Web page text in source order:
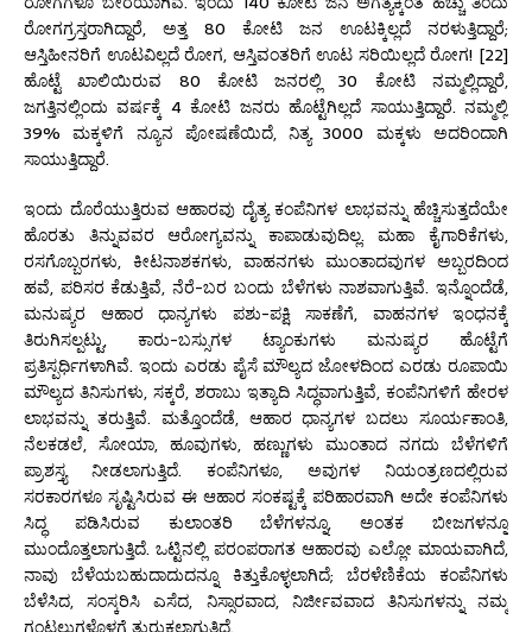
ರೋಗಗ್ರಸ್ತರಾಗಿದ್ದಾರೆ, ಅತ್ತ 80 ಕೋಟಿ ಜನ ಊಟಕ್ಕಿಲ್ಲದೆ ನರಳುತ್ತಿದ್ದಾರೆ;
ಆಸ್ತಿಹೀನರಿಗೆ ಊಟವಿಲ್ಲದೆ ರೋಗ, ಆಸ್ತಿವಂತರಿಗೆ ಊಟ ಸರಿಯಿಲ್ಲದೆ ರೋಗ! [22]
ಹೊಟ್ಟೆ ಖಾಲಿಯಿರುವ 80 ಕೋಟಿ ಜನರಲ್ಲಿ 30 ಕೋಟಿ ನಮ್ಮಲ್ಲಿದ್ದಾರೆ,
ಜಗತ್ತಿನಲ್ಲಿಂದು ವರ್ಷಕ್ಕೆ 4 ಕೋಟಿ ಜನರು ಹೊಟ್ಟೆಗಿಲ್ಲದೆ ಸಾಯುತ್ತಿದ್ದಾರೆ. ನಮ್ಮಲ್ಲಿ
39% ಮಕ್ಕಳಿಗೆ ನ್ಯೂನ ಪೋಷಣೆಯಿದೆ, ನಿತ್ಯ 3000 ಮಕ್ಕಳು ಅದರಿಂದಾಗಿ
ಸಾಯುತ್ತಿದ್ದಾರೆ.
ಇಂದು ದೊರೆಯುತ್ತಿರುವ ಆಹಾರವು ದೈತ್ಯ ಕಂಪೆನಿಗಳ ಲಾಭವನ್ನು ಹೆಚ್ಚಿಸುತ್ತದೆಯೇ
ಹೊರತು ತಿನ್ನುವವರ ಆರೋಗ್ಯವನ್ನು ಕಾಪಾಡುವುದಿಲ್ಲ. ಮಹಾ ಕೈಗಾರಿಕೆಗಳು,
ರಸಗೊಬ್ಬರಗಳು, ಕೀಟನಾಶಕಗಳು, ವಾಹನಗಳು ಮುಂತಾದವುಗಳ ಅಬ್ಬರದಿಂದ
ಹವೆ, ಪರಿಸರ ಕೆಡುತ್ತಿವೆ, ನೆರೆ-ಬರ ಬಂದು ಬೆಳೆಗಳು ನಾಶವಾಗುತ್ತಿವೆ. ಇನ್ನೊಂದೆಡೆ,
ಮನುಷ್ಯರ ಆಹಾರ ಧಾನ್ಯಗಳು ಪಶು-ಪಕ್ಷಿ ಸಾಕಣೆಗೆ, ವಾಹನಗಳ ಇಂಧನಕ್ಕೆ
ತಿರುಗಿಸಲ್ಪಟ್ಟು, ಕಾರು-ಬಸ್ಸುಗಳ ಟ್ಯಾಂಕುಗಳು ಮನುಷ್ಯರ ಹೊಟ್ಟೆಗೆ
ಪ್ರತಿಸ್ಪರ್ಧಿಗಳಾಗಿವೆ. ಇಂದು ಎರಡು ಪೈಸೆ ಮೌಲ್ಯದ ಜೋಳದಿಂದ ಎರಡು ರೂಪಾಯಿ
ಮೌಲ್ಯದ ತಿನಿಸುಗಳು, ಸಕ್ಕರೆ, ಶರಾಬು ಇತ್ಯಾದಿ ಸಿದ್ಧವಾಗುತ್ತಿವೆ, ಕಂಪೆನಿಗಳಿಗೆ ಹೇರಳ
ಲಾಭವನ್ನು ತರುತ್ತಿವೆ. ಮತ್ತೊಂದೆಡೆ, ಆಹಾರ ಧಾನ್ಯಗಳ ಬದಲು ಸೂರ್ಯಕಾಂತಿ,
ನೆಲಕಡಲೆ, ಸೋಯಾ, ಹೂವುಗಳು, ಹಣ್ಣುಗಳು ಮುಂತಾದ ನಗದು ಬೆಳೆಗಳಿಗೆ
ಪ್ರಾಶಸ್ತ್ಯ ನೀಡಲಾಗುತ್ತಿದೆ. ಕಂಪೆನಿಗಳೂ, ಅವುಗಳ ನಿಯಂತ್ರಣದಲ್ಲಿರುವ
ಸರಕಾರಗಳೂ ಸೃಷ್ಟಿಸಿರುವ ಈ ಆಹಾರ ಸಂಕಷ್ಟಕ್ಕೆ ಪರಿಹಾರವಾಗಿ ಅದೇ ಕಂಪೆನಿಗಳು
ಸಿದ್ಧ ಪಡಿಸಿರುವ ಕುಲಾಂತರಿ ಬೆಳೆಗಳನ್ನೂ, ಅಂತಕ ಬೀಜಗಳನ್ನೂ
ಮುಂದೊತ್ತಲಾಗುತ್ತಿದೆ. ಒಟ್ಟಿನಲ್ಲಿ ಪರಂಪರಾಗತ ಆಹಾರವು ಎಲ್ಲೋ ಮಾಯವಾಗಿದೆ,
ನಾವು ಬೆಳೆಯಬಹುದಾದುದನ್ನೂ ಕಿತ್ತುಕೊಳ್ಳಲಾಗಿದೆ; ಬೆರಳೆಣಿಕೆಯ ಕಂಪೆನಿಗಳು
ಬೆಳೆಸಿದ, ಸಂಸ್ಕರಿಸಿ ಎಸೆದ, ನಿಸ್ಸಾರವಾದ, ನಿರ್ಜೀವವಾದ ತಿನಿಸುಗಳನ್ನು ನಮ್ಮ